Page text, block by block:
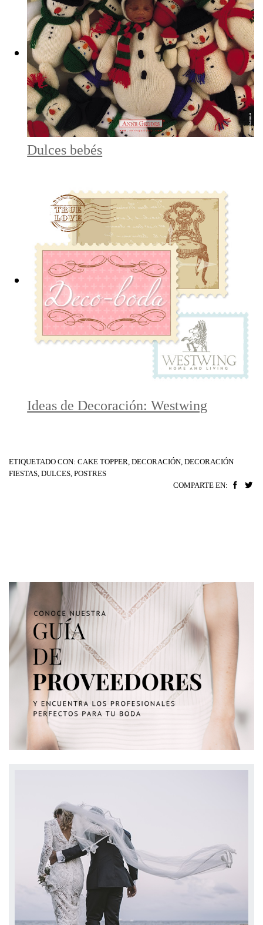
Dulces bebés
Ideas de Decoración: Westwing
ETIQUETADO CON: CAKE TOPPER DECORACIÓN DECORACIÓN
FIESTAS DULCES POSTRES
COMPARTE EN: